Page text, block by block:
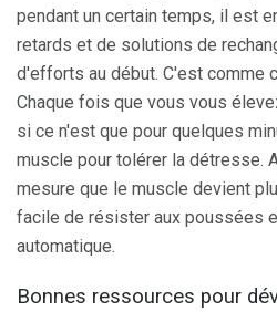
pendant un certain temps, il est
retards et de solutions de
d'efforts au début. C'est comme
Chaque fois que vous vous
si ce n'est que pour quelques
muscle pour tolérer la détresse.
mesure que le muscle devient
facile de résister aux poussées
automatique.
Bonnes ressources pour